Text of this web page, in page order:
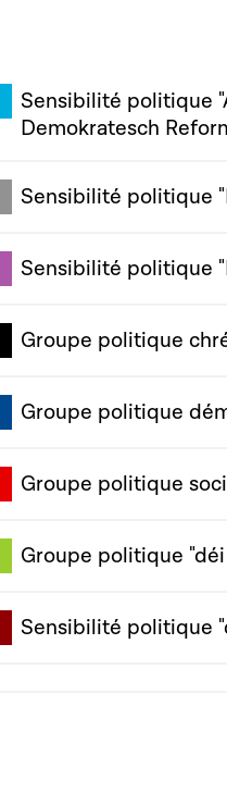
Sensibilité politique
Demokratesch
Sensibilité politique
Sensibilité politique
Groupe politique
Groupe politique
Groupe politique
Groupe politique
Sensibilité politique